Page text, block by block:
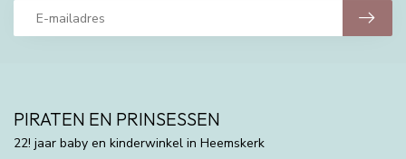
PIRATEN EN PRINSESSEN
22! jaar baby en kinderwinkel in Heemskerk